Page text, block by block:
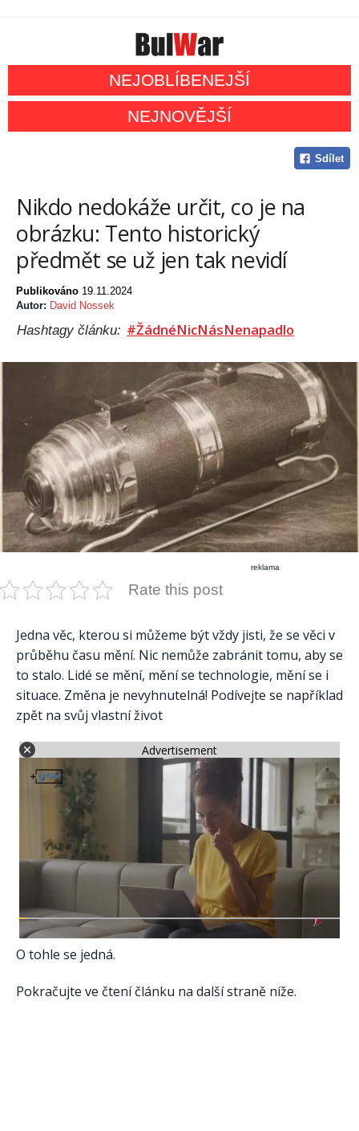
NEJOBLÍBENEJŠÍ
NEJNOVĚJŠÍ
Sdílet
Nikdo nedokáže určit, co je na
obrázku: Tento historický
předmět se už jen tak nevidí
Publikováno 19.11.2024
Autor: David Nossek
Hashtagy článku: #ŽádnéNicNásNenapadlo
reklama
Rate this post
Jedna věc, kterou si můžeme být vždy jisti, že se věci v
průběhu času mění. Nic nemůže zabránit tomu, aby se
to stalo. Lidé se mění, mění se technologie, mění se i
situace. Změna je nevyhnutelná! Podívejte se například
zpět na svůj vlastní život
Advertisement
O tohle se jedná.
Pokračujte ve čtení článku na další straně níže.